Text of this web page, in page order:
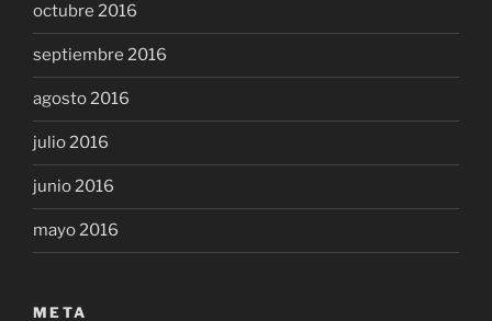
octubre 2016
septiembre 2016
agosto 2016
julio 2016
junio 2016
mayo 2016
META